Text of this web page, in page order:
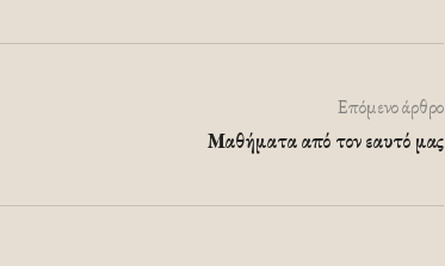
Επόμενο άρθρο
Μαθήματα από τον εαυτό μας